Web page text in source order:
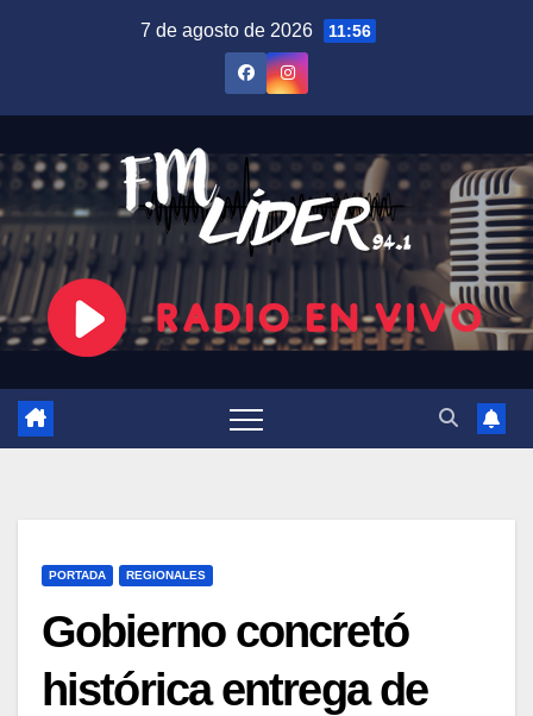
7 de agosto de 2026 11:56
PORTADA REGIONALES
Gobierno concretó
histórica entrega de